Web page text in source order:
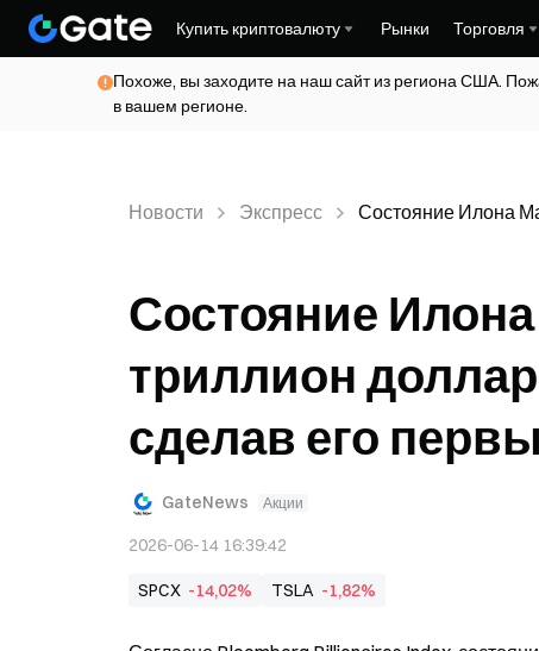
Купить криптовалюту Рынки Торговля
Похоже, вы заходите на наш сайт из региона США.
в вашем регионе.
Новости Экспресс Состояние Илона
Состояние
триллион
сделав его
GateNews Акции
2026-06-14 16:39:42
SPCX -14,02% TSLA -1,82%